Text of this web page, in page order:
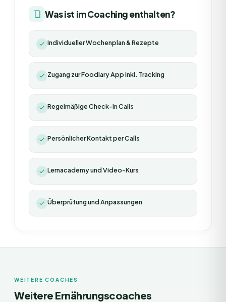
Was ist im Coaching enthalten?
Individueller Wochenplan & Rezepte
Zugang zur Foodiary App inkl. Tracking
Regelmäßige Check-In Calls
Persönlicher Kontakt per Calls
Lernacademy und Video-Kurs
Überprüfung und Anpassungen
WEITERE COACHES
Weitere Ernährungscoaches